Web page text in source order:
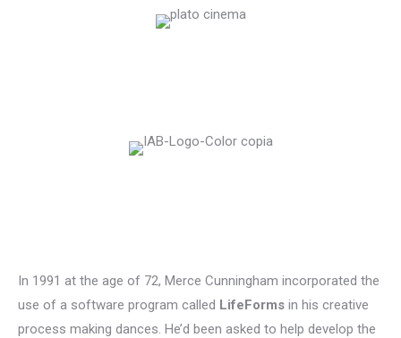
In 1991 at the age of 72, Merce Cunningham incorporated the
use of a software program called LifeForms in his creative
process making dances. He’d been asked to help develop the